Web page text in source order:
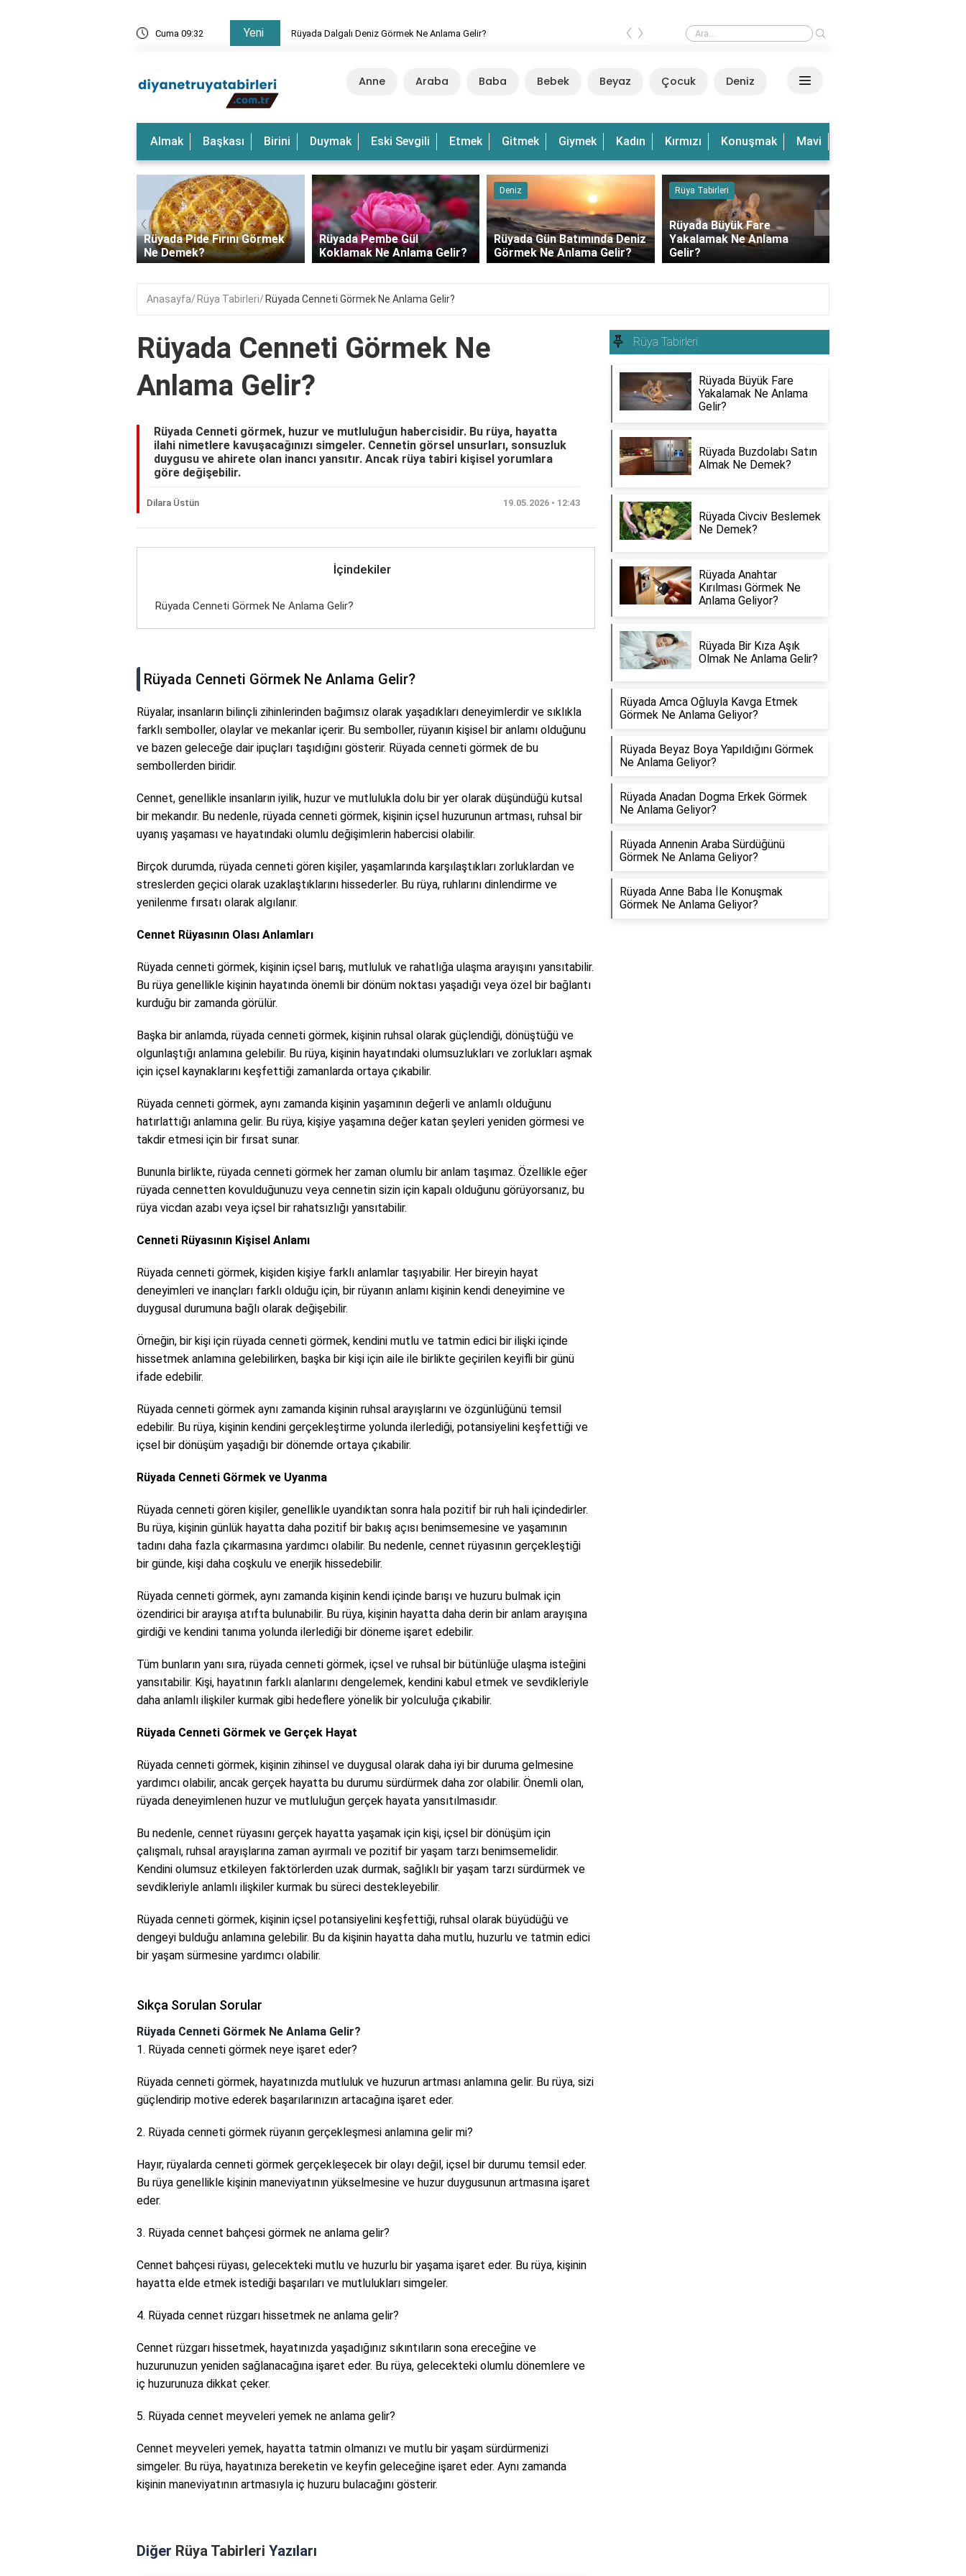
Cuma 09:32 Yeni Rüyada Dalgalı Deniz Görmek Ne Anlama Gelir? Rüyada Dalgalı Deniz Görmek Ne Anlama Gelir?
‹ ›
Anne Araba Baba Bebek Beyaz Çocuk Deniz
Almak Başkası Birini Duymak Eski Sevgili Etmek Gitmek Giymek Kadın Kırmızı Konuşmak Mavi
Rüyada Pide Fırını Görmek
Ne Demek?
Rüyada Pembe Gül
Koklamak Ne Anlama Gelir?
Deniz
Rüyada Gün Batımında Deniz
Görmek Ne Anlama Gelir?
Rüya Tabirleri
Rüyada Büyük Fare
Yakalamak Ne Anlama
Gelir?
‹ ›
Anasayfa Rüya Tabirleri Rüyada Cenneti Görmek Ne Anlama Gelir?
Rüyada Cenneti Görmek Ne
Anlama Gelir?
Rüyada Cenneti görmek, huzur ve mutluluğun habercisidir. Bu rüya, hayatta
ilahi nimetlere kavuşacağınızı simgeler. Cennetin görsel unsurları, sonsuzluk
duygusu ve ahirete olan inancı yansıtır. Ancak rüya tabiri kişisel yorumlara
göre değişebilir.
Dilara Üstün 19.05.2026 • 12:43
İçindekiler
Rüyada Cenneti Görmek Ne Anlama Gelir?
Rüyada Cenneti Görmek Ne Anlama Gelir?
Rüyalar, insanların bilinçli zihinlerinden bağımsız olarak yaşadıkları deneyimlerdir ve sıklıkla
farklı semboller, olaylar ve mekanlar içerir. Bu semboller, rüyanın kişisel bir anlamı olduğunu
ve bazen geleceğe dair ipuçları taşıdığını gösterir. Rüyada cenneti görmek de bu
sembollerden biridir.
Cennet, genellikle insanların iyilik, huzur ve mutlulukla dolu bir yer olarak düşündüğü kutsal
bir mekandır. Bu nedenle, rüyada cenneti görmek, kişinin içsel huzurunun artması, ruhsal bir
uyanış yaşaması ve hayatındaki olumlu değişimlerin habercisi olabilir.
Birçok durumda, rüyada cenneti gören kişiler, yaşamlarında karşılaştıkları zorluklardan ve
streslerden geçici olarak uzaklaştıklarını hissederler. Bu rüya, ruhlarını dinlendirme ve
yenilenme fırsatı olarak algılanır.
Cennet Rüyasının Olası Anlamları
Rüyada cenneti görmek, kişinin içsel barış, mutluluk ve rahatlığa ulaşma arayışını yansıtabilir.
Bu rüya genellikle kişinin hayatında önemli bir dönüm noktası yaşadığı veya özel bir bağlantı
kurduğu bir zamanda görülür.
Başka bir anlamda, rüyada cenneti görmek, kişinin ruhsal olarak güçlendiği, dönüştüğü ve
olgunlaştığı anlamına gelebilir. Bu rüya, kişinin hayatındaki olumsuzlukları ve zorlukları aşmak
için içsel kaynaklarını keşfettiği zamanlarda ortaya çıkabilir.
Rüyada cenneti görmek, aynı zamanda kişinin yaşamının değerli ve anlamlı olduğunu
hatırlattığı anlamına gelir. Bu rüya, kişiye yaşamına değer katan şeyleri yeniden görmesi ve
takdir etmesi için bir fırsat sunar.
Bununla birlikte, rüyada cenneti görmek her zaman olumlu bir anlam taşımaz. Özellikle eğer
rüyada cennetten kovulduğunuzu veya cennetin sizin için kapalı olduğunu görüyorsanız, bu
rüya vicdan azabı veya içsel bir rahatsızlığı yansıtabilir.
Cenneti Rüyasının Kişisel Anlamı
Rüyada cenneti görmek, kişiden kişiye farklı anlamlar taşıyabilir. Her bireyin hayat
deneyimleri ve inançları farklı olduğu için, bir rüyanın anlamı kişinin kendi deneyimine ve
duygusal durumuna bağlı olarak değişebilir.
Örneğin, bir kişi için rüyada cenneti görmek, kendini mutlu ve tatmin edici bir ilişki içinde
hissetmek anlamına gelebilirken, başka bir kişi için aile ile birlikte geçirilen keyifli bir günü
ifade edebilir.
Rüyada cenneti görmek aynı zamanda kişinin ruhsal arayışlarını ve özgünlüğünü temsil
edebilir. Bu rüya, kişinin kendini gerçekleştirme yolunda ilerlediği, potansiyelini keşfettiği ve
içsel bir dönüşüm yaşadığı bir dönemde ortaya çıkabilir.
Rüyada Cenneti Görmek ve Uyanma
Rüyada cenneti gören kişiler, genellikle uyandıktan sonra hala pozitif bir ruh hali içindedirler.
Bu rüya, kişinin günlük hayatta daha pozitif bir bakış açısı benimsemesine ve yaşamının
tadını daha fazla çıkarmasına yardımcı olabilir. Bu nedenle, cennet rüyasının gerçekleştiği
bir günde, kişi daha coşkulu ve enerjik hissedebilir.
Rüyada cenneti görmek, aynı zamanda kişinin kendi içinde barışı ve huzuru bulmak için
özendirici bir arayışa atıfta bulunabilir. Bu rüya, kişinin hayatta daha derin bir anlam arayışına
girdiği ve kendini tanıma yolunda ilerlediği bir döneme işaret edebilir.
Tüm bunların yanı sıra, rüyada cenneti görmek, içsel ve ruhsal bir bütünlüğe ulaşma isteğini
yansıtabilir. Kişi, hayatının farklı alanlarını dengelemek, kendini kabul etmek ve sevdikleriyle
daha anlamlı ilişkiler kurmak gibi hedeflere yönelik bir yolculuğa çıkabilir.
Rüyada Cenneti Görmek ve Gerçek Hayat
Rüyada cenneti görmek, kişinin zihinsel ve duygusal olarak daha iyi bir duruma gelmesine
yardımcı olabilir, ancak gerçek hayatta bu durumu sürdürmek daha zor olabilir. Önemli olan,
rüyada deneyimlenen huzur ve mutluluğun gerçek hayata yansıtılmasıdır.
Bu nedenle, cennet rüyasını gerçek hayatta yaşamak için kişi, içsel bir dönüşüm için
çalışmalı, ruhsal arayışlarına zaman ayırmalı ve pozitif bir yaşam tarzı benimsemelidir.
Kendini olumsuz etkileyen faktörlerden uzak durmak, sağlıklı bir yaşam tarzı sürdürmek ve
sevdikleriyle anlamlı ilişkiler kurmak bu süreci destekleyebilir.
Rüyada cenneti görmek, kişinin içsel potansiyelini keşfettiği, ruhsal olarak büyüdüğü ve
dengeyi bulduğu anlamına gelebilir. Bu da kişinin hayatta daha mutlu, huzurlu ve tatmin edici
bir yaşam sürmesine yardımcı olabilir.
Sıkça Sorulan Sorular
Rüyada Cenneti Görmek Ne Anlama Gelir?
1. Rüyada cenneti görmek neye işaret eder?
Rüyada cenneti görmek, hayatınızda mutluluk ve huzurun artması anlamına gelir. Bu rüya, sizi
güçlendirip motive ederek başarılarınızın artacağına işaret eder.
2. Rüyada cenneti görmek rüyanın gerçekleşmesi anlamına gelir mi?
Hayır, rüyalarda cenneti görmek gerçekleşecek bir olayı değil, içsel bir durumu temsil eder.
Bu rüya genellikle kişinin maneviyatının yükselmesine ve huzur duygusunun artmasına işaret
eder.
3. Rüyada cennet bahçesi görmek ne anlama gelir?
Cennet bahçesi rüyası, gelecekteki mutlu ve huzurlu bir yaşama işaret eder. Bu rüya, kişinin
hayatta elde etmek istediği başarıları ve mutlulukları simgeler.
4. Rüyada cennet rüzgarı hissetmek ne anlama gelir?
Cennet rüzgarı hissetmek, hayatınızda yaşadığınız sıkıntıların sona ereceğine ve
huzurunuzun yeniden sağlanacağına işaret eder. Bu rüya, gelecekteki olumlu dönemlere ve
iç huzurunuza dikkat çeker.
5. Rüyada cennet meyveleri yemek ne anlama gelir?
Cennet meyveleri yemek, hayatta tatmin olmanızı ve mutlu bir yaşam sürdürmenizi
simgeler. Bu rüya, hayatınıza bereketin ve keyfin geleceğine işaret eder. Aynı zamanda
kişinin maneviyatının artmasıyla iç huzuru bulacağını gösterir.
Diğer Rüya Tabirleri Yazıları
Rüya Tabirleri
Rüyada Büyük Fare
Yakalamak Ne Anlama
Gelir?
Rüyada Buzdolabı Satın
Almak Ne Demek?
Rüyada Civciv Beslemek
Ne Demek?
Rüyada Anahtar
Kırılması Görmek Ne
Anlama Geliyor?
Rüyada Bir Kıza Aşık
Olmak Ne Anlama Gelir?
Rüyada Amca Oğluyla Kavga Etmek
Görmek Ne Anlama Geliyor?
Rüyada Beyaz Boya Yapıldığını Görmek
Ne Anlama Geliyor?
Rüyada Anadan Dogma Erkek Görmek
Ne Anlama Geliyor?
Rüyada Annenin Araba Sürdüğünü
Görmek Ne Anlama Geliyor?
Rüyada Anne Baba İle Konuşmak
Görmek Ne Anlama Geliyor?